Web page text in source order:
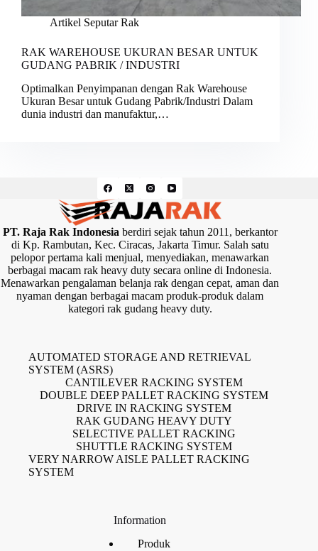
Artikel Seputar Rak
RAK WAREHOUSE UKURAN BESAR UNTUK
GUDANG PABRIK / INDUSTRI
Optimalkan Penyimpanan dengan Rak Warehouse
Ukuran Besar untuk Gudang Pabrik/Industri Dalam
dunia industri dan manufaktur,…
PT. Raja Rak Indonesiaberdiri sejak tahun 2011, berkantor
di Kp. Rambutan, Kec. Ciracas, Jakarta Timur. Salah satu
pelopor pertama kali menjual, menyediakan, menawarkan
berbagai macam rak heavy duty secara online di Indonesia.
Menawarkan pengalaman belanja rak dengan cepat, aman dan
nyaman dengan berbagai macam produk-produk dalam
kategori rak gudang heavy duty.
AUTOMATED STORAGE AND RETRIEVAL
SYSTEM (ASRS)
CANTILEVER RACKING SYSTEM
DOUBLE DEEP PALLET RACKING SYSTEM
DRIVE IN RACKING SYSTEM
RAK GUDANG HEAVY DUTY
SELECTIVE PALLET RACKING
SHUTTLE RACKING SYSTEM
VERY NARROW AISLE PALLET RACKING
SYSTEM
Information
Produk